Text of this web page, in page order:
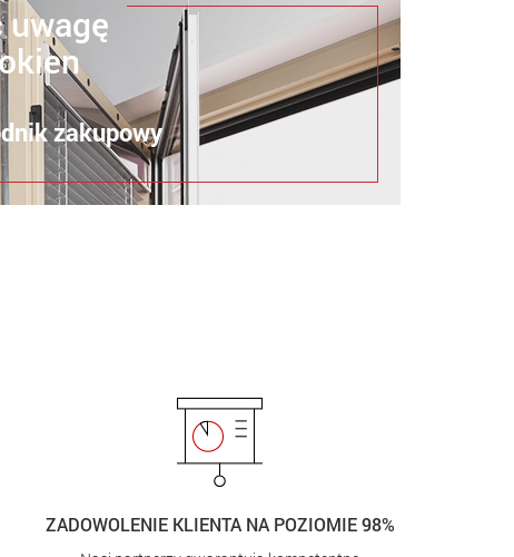
uwagę
zakupowy
ZADOWOLENIE KLIENTA NA POZIOMIE 98%